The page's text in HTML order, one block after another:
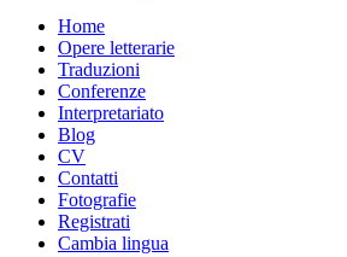
Home
Opere letterarie
Traduzioni
Conferenze
Interpretariato
Blog
CV
Contatti
Fotografie
Registrati
Cambia lingua